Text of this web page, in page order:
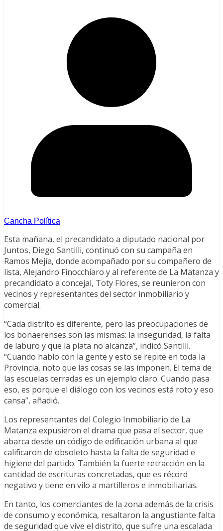
Cancha Política
Esta mañana, el precandidato a diputado nacional por
Juntos, Diego Santilli, continuó con su campaña en
Ramos Mejía, donde acompañado por su compañero de
lista, Alejandro Finocchiaro y al referente de La Matanza y
precandidato a concejal, Toty Flores, se reunieron con
vecinos y representantes del sector inmobiliario y
comercial.
“Cada distrito es diferente, pero las preocupaciones de
los bonaerenses son las mismas: la inseguridad, la falta
de laburo y que la plata no alcanza”, indicó Santilli.
“Cuando hablo con la gente y esto se repite en toda la
Provincia, noto que las cosas se las imponen. El tema de
las escuelas cerradas es un ejemplo claro. Cuando pasa
eso, es porque el diálogo con los vecinos está roto y eso
cansa”, añadió.
Los representantes del Colegio Inmobiliario de La
Matanza expusieron el drama que pasa el sector, que
abarca desde un código de edificación urbana al que
calificaron de obsoleto hasta la falta de seguridad e
higiene del partido. También la fuerte retracción en la
cantidad de escrituras concretadas, que es récord
negativo y tiene en vilo a martilleros e inmobiliarias.
En tanto, los comerciantes de la zona además de la crisis
de consumo y económica, resaltaron la angustiante falta
de seguridad que vive el distrito, que sufre una escalada